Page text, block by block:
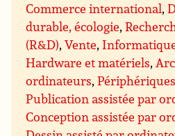
Commerce international,
durable, écologie,
(R&D),Vente,
Hardware et matériels,
ordinateurs,Périphériques
Publication assistée par
Conception assistée par